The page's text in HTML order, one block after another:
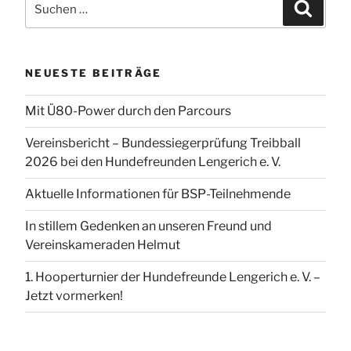
nach:
NEUESTE BEITRÄGE
Mit Ü80-Power durch den Parcours
Vereinsbericht – Bundessiegerprüfung Treibball
2026 bei den Hundefreunden Lengerich e. V.
Aktuelle Informationen für BSP-Teilnehmende
In stillem Gedenken an unseren Freund und
Vereinskameraden Helmut
1. Hooperturnier der Hundefreunde Lengerich e. V. –
Jetzt vormerken!